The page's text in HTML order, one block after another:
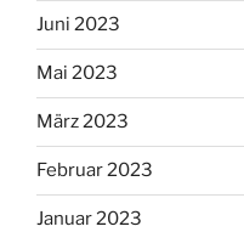
Juni 2023
Mai 2023
März 2023
Februar 2023
Januar 2023